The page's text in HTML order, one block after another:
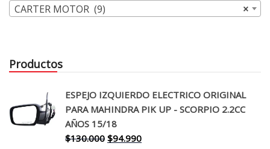
×
CARTER MOTOR (9)
Productos
ESPEJO IZQUIERDO ELECTRICO ORIGINAL
PARA MAHINDRA PIK UP - SCORPIO 2.2CC
AÑOS 15/18
$130.000 El
$94.990El